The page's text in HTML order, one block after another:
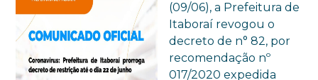
(09/06), a Prefeitura de
Itaboraí revogou o
decreto de n° 82, por
recomendação nº
017/2020 expedida